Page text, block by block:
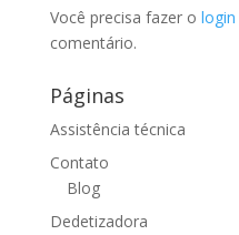
Você precisa fazer o login
comentário.
Páginas
Assistência técnica
Contato
Blog
Dedetizadora